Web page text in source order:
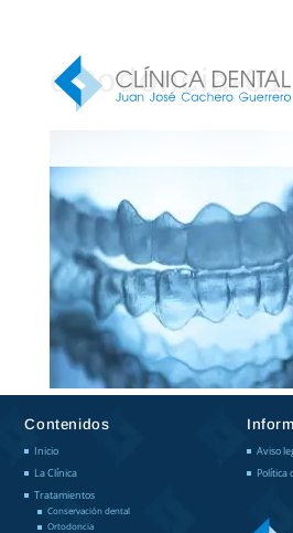
ortodoncia-01
Contenidos
Inicio
La Clínica
Tratamientos
Conservación dental
Ortodoncia
Aviso
Política